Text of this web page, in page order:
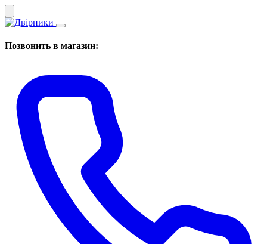
Позвонить в магазин: